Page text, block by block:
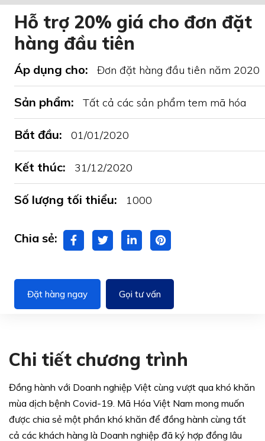
Hỗ trợ 20% giá cho đơn đặt
hàng đầu tiên
Áp dụng cho: Đơn đặt hàng đầu tiên năm 2020
Sản phẩm: Tất cả các sản phẩm tem mã hóa
Bắt đầu: 01/01/2020
Kết thúc: 31/12/2020
Số lượng tối thiểu: 1000
Chia sẻ:
Đặt hàng ngay Gọi tư vấn
Chi tiết chương trình
Đồng hành với Doanh nghiệp Việt cùng vượt qua khó khăn
mùa dịch bệnh Covid-19. Mã Hóa Việt Nam mong muốn
được chia sẻ một phần khó khăn để đồng hành cùng tất
cả các khách hàng là Doanh nghiệp đã ký hợp đồng lâu